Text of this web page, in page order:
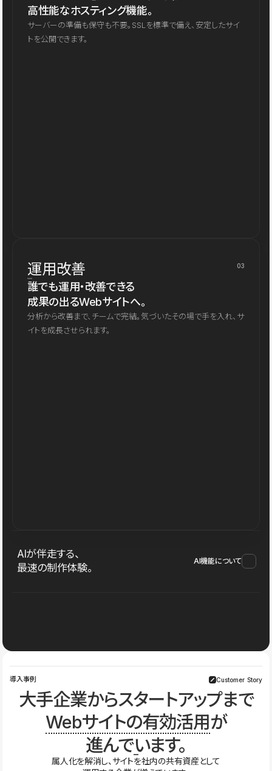
高性能なホスティング機能。
サーバーの準備も保守も不要。SSLを標準で備え、安定したサイ
トを公開できます。
運用改善 03
誰でも運用・改善できる
成果の出るWebサイトへ。
分析から改善まで、チームで完結。気づいたその場で手を入れ、サ
イトを成長させられます。
AIが伴走する、
最速の制作体験。
AI機能について
導入事例 Customer Story
大手企業からスタートアップまで
Webサイトの有効活用が
進んでいます。
属人化を解消し、サイトを社内の共有資産として